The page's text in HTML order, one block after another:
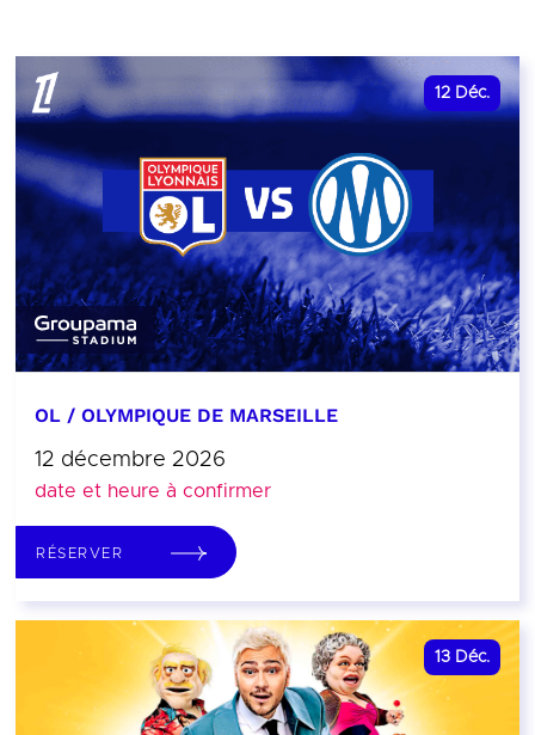
12 Déc.
OL / OLYMPIQUE DE MARSEILLE
12 décembre 2026
date et heure à confirmer
RÉSERVER
13 Déc.